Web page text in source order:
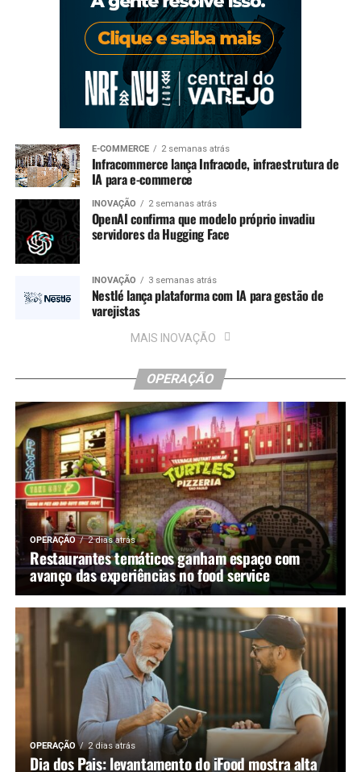
E-COMMERCE 2 semanas atrás
Infracommerce lança Infracode, infraestrutura de
IA para e-commerce
INOVAÇÃO 2 semanas atrás
OpenAI confirma que modelo próprio invadiu
servidores da Hugging Face
INOVAÇÃO 3 semanas atrás
Nestlé lança plataforma com IA para gestão de
varejistas
MAIS INOVAÇÃO
OPERAÇÃO
OPERAÇÃO 2 dias atrás
Restaurantes temáticos ganham espaço com
avanço das experiências no food service
OPERAÇÃO 2 dias atrás
Dia dos Pais: levantamento do iFood mostra alta